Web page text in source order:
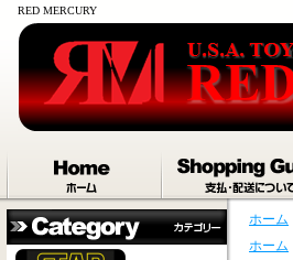
RED MERCURY
ホーム
ホーム